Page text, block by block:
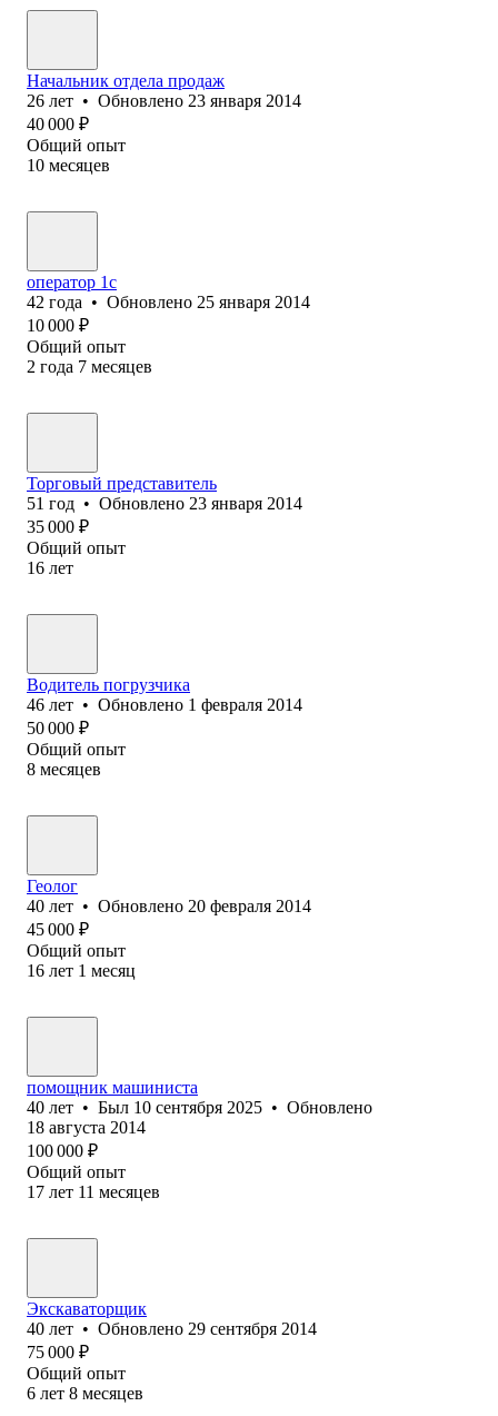
Начальник отдела продаж
26 лет • Обновлено 23 января 2014
40 000 ₽
Общий опыт
10 месяцев
оператор 1с
42 года • Обновлено 25 января 2014
10 000 ₽
Общий опыт
2 года 7 месяцев
Торговый представитель
51 год • Обновлено 23 января 2014
35 000 ₽
Общий опыт
16 лет
Водитель погрузчика
46 лет • Обновлено 1 февраля 2014
50 000 ₽
Общий опыт
8 месяцев
Геолог
40 лет • Обновлено 20 февраля 2014
45 000 ₽
Общий опыт
16 лет 1 месяц
помощник машиниста
40 лет • Был 10 сентября 2025 • Обновлено
18 августа 2014
100 000 ₽
Общий опыт
17 лет 11 месяцев
Экскаваторщик
40 лет • Обновлено 29 сентября 2014
75 000 ₽
Общий опыт
6 лет 8 месяцев